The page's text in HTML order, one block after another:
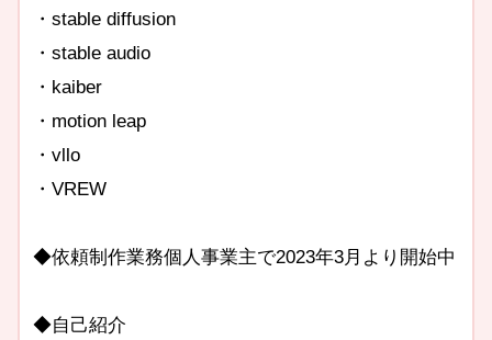
・stable diffusion
・stable audio
・kaiber
・motion leap
・vllo
・VREW
◆依頼制作業務個人事業主で2023年3月より開始中
◆自己紹介